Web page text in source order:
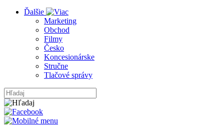
Ďalšie
Marketing
Obchod
Filmy
Česko
Koncesionárske
Stručne
Tlačové správy